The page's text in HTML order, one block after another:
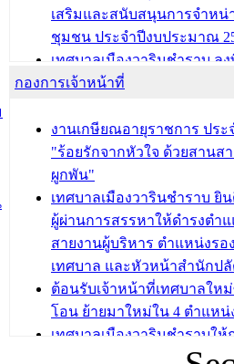
บทความ อื่นๆ ...
เสริมและสนับสนุนการจำหน่
ชุมชน ประจำปีงบประมาณ
เทศบาลเมืองวารินชำราบ ล
น้ำดื่มแก่ผู้พักอาศัย ณ ศูนย์พัก
กองสวัสดิการสังคม เทศบาลเ
วารินชำราบ จัดโครงการอบ
ระยะสั้น ประจำปี 2568 (หลักสู
ถักทอผลิตภัณฑ์จากถุงพลาส
บทความ อื่นๆ ...
กองการเจ้าหน้าที่
งานเกษียณอายุราชการ ประ
"ร้อยรักจากหัวใจ ด้วยสานส
ผูกพัน"
เทศบาลเมืองวารินชำราบ ยิ
ผู้ผ่านการสรรหาให้ดำรงตำ
สายงานผู้บริหาร ตำแหน่งรอ
เทศบาล และหัวหน้าสำนักปลั
ต้อนรับเจ้าหน้าที่เทศบาลให
โอน ย้ายมาใหม่ใน 4 ตำแหน่
เทศบาลเมืองวารินชำราบให้
ต้อนรับพนักงานเทศบาลผู้ผ่า